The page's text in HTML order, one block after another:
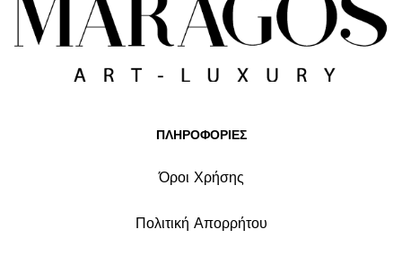
ΠΛΗΡΟΦΟΡΙΕΣ
Όροι Χρήσης
Πολιτική Απορρήτου